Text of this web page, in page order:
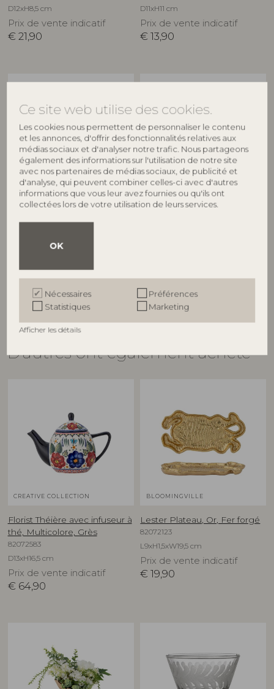
Ce site web utilise des cookies.
Les cookies nous permettent de personnaliser le contenu
et les annonces, d'offrir des fonctionnalités relatives aux
médias sociaux et d'analyser notre trafic. Nous partageons
également des informations sur l'utilisation de notre site
avec nos partenaires de médias sociaux, de publicité et
d'analyse, qui peuvent combiner celles-ci avec d'autres
informations que vous leur avez fournies ou qu'ils ont
collectées lors de votre utilisation de leurs services.
OK
Nécessaires
Préférences
Statistiques
Marketing
Afficher les détails
D12xH8,5 cm
Prix de vente indicatif
€ 21,90
D11xH11 cm
Prix de vente indicatif
€ 13,90
BLOOMINGVILLE
Prix de vente indicatif
17,90
BLOOMINGVILLE
€ 19,90
D'autres ont également acheté
CREATIVE COLLECTION
Florist Théière avec infuseur à
thé, Multicolore, Grès
82072583
D13xH16,5 cm
Prix de vente indicatif
€ 64,90
BLOOMINGVILLE
Lester Plateau, Or, Fer forgé
82072123
L9xH1,5xW19,5 cm
Prix de vente indicatif
€ 19,90